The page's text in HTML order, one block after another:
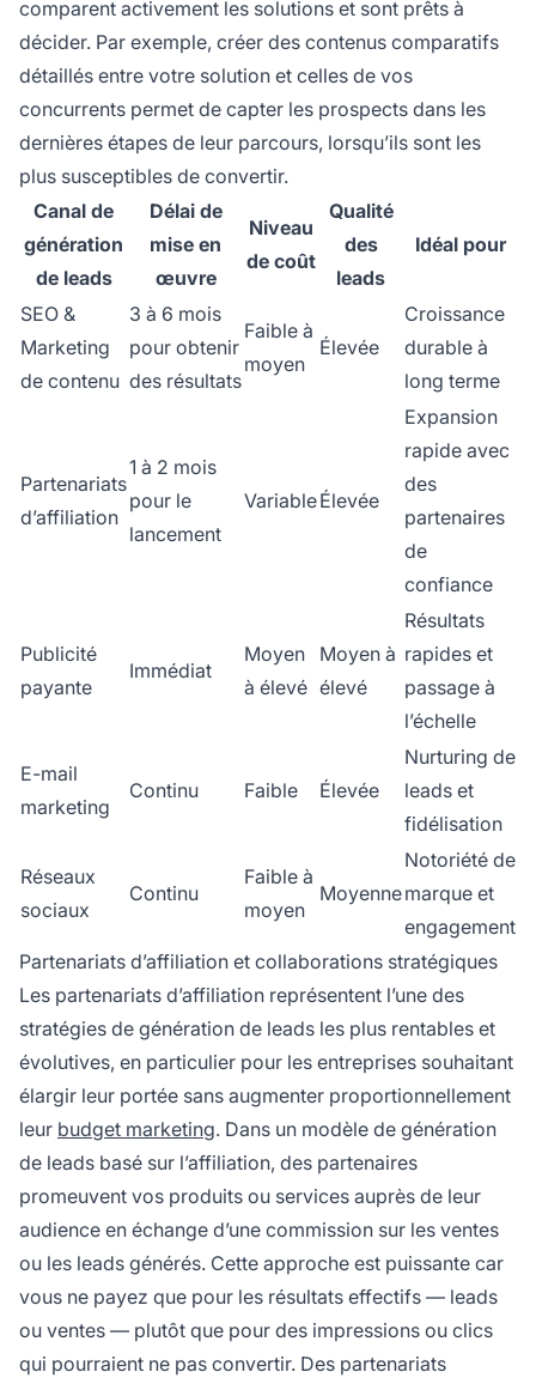
comparent activement les solutions et sont prêts à
décider. Par exemple, créer des contenus comparatifs
détaillés entre votre solution et celles de vos
concurrents permet de capter les prospects dans les
dernières étapes de leur parcours, lorsqu’ils sont les
plus susceptibles de convertir.
Canal de
génération
de leads
Délai de
mise en
œuvre
Niveau
de coût
Qualité
des
leads
Idéal pour
SEO &
Marketing
de contenu
3 à 6 mois
pour obtenir
des résultats
Faible à
moyen
Élevée
Croissance
durable à
long terme
Partenariats
d’affiliation
1 à 2 mois
pour le
lancement
VariableÉlevée
Expansion
rapide avec
des
partenaires
de
confiance
Publicité
payante
Immédiat
Moyen
à élevé
Moyen à
élevé
Résultats
rapides et
passage à
l’échelle
E-mail
marketing
Continu Faible Élevée
Nurturing de
leads et
fidélisation
Réseaux
sociaux
Continu
Faible à
moyen
Moyenne
Notoriété de
marque et
engagement
Partenariats d’affiliation et collaborations stratégiques
Les partenariats d’affiliation représentent l’une des
stratégies de génération de leads les plus rentables et
évolutives, en particulier pour les entreprises souhaitant
élargir leur portée sans augmenter proportionnellement
leur budget marketing. Dans un modèle de génération
de leads basé sur l’affiliation, des partenaires
promeuvent vos produits ou services auprès de leur
audience en échange d’une commission sur les ventes
ou les leads générés. Cette approche est puissante car
vous ne payez que pour les résultats effectifs — leads
ou ventes — plutôt que pour des impressions ou clics
qui pourraient ne pas convertir. Des partenariats